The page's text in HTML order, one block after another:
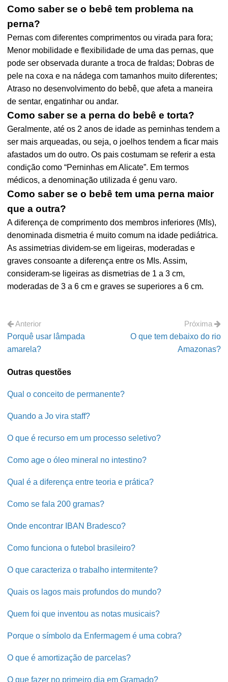
Como saber se o bebê tem problema na
perna?
Pernas com diferentes comprimentos ou virada para fora;
Menor mobilidade e flexibilidade de uma das pernas, que
pode ser observada durante a troca de fraldas; Dobras de
pele na coxa e na nádega com tamanhos muito diferentes;
Atraso no desenvolvimento do bebê, que afeta a maneira
de sentar, engatinhar ou andar.
Como saber se a perna do bebê e torta?
Geralmente, até os 2 anos de idade as perninhas tendem a
ser mais arqueadas, ou seja, o joelhos tendem a ficar mais
afastados um do outro. Os pais costumam se referir a esta
condição como “Perninhas em Alicate”. Em termos
médicos, a denominação utilizada é genu varo.
Como saber se o bebê tem uma perna maior
que a outra?
A diferença de comprimento dos membros inferiores (MIs),
denominada dismetria é muito comum na idade pediátrica.
As assimetrias dividem-se em ligeiras, moderadas e
graves consoante a diferença entre os MIs. Assim,
consideram-se ligeiras as dismetrias de 1 a 3 cm,
moderadas de 3 a 6 cm e graves se superiores a 6 cm.
Anterior
Porquê usar lâmpada
amarela?
Próxima
O que tem debaixo do rio
Amazonas?
Outras questões
Qual o conceito de permanente?
Quando a Jo vira staff?
O que é recurso em um processo seletivo?
Como age o óleo mineral no intestino?
Qual é a diferença entre teoria e prática?
Como se fala 200 gramas?
Onde encontrar IBAN Bradesco?
Como funciona o futebol brasileiro?
O que caracteriza o trabalho intermitente?
Quais os lagos mais profundos do mundo?
Quem foi que inventou as notas musicais?
Porque o símbolo da Enfermagem é uma cobra?
O que é amortização de parcelas?
O que fazer no primeiro dia em Gramado?